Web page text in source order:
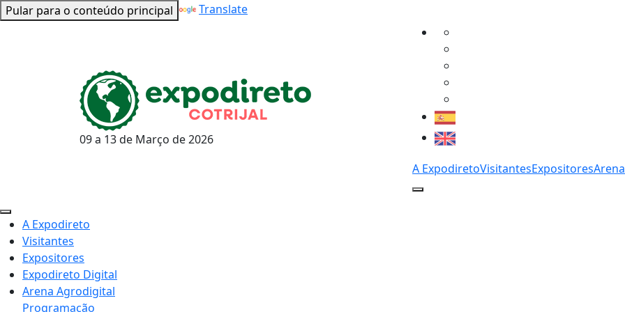
Powered by Translate
Pular para o conteúdo principal
09 a 13 de Março de 2026
A ExpodiretoVisitantesExpositores
A Expodireto
Visitantes
Expositores
Expodireto Digital
Arena Agrodigital
Programação